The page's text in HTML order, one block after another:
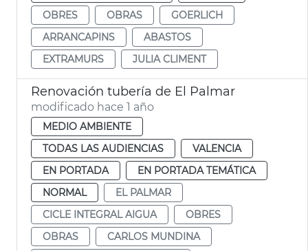
OBRES
OBRAS
GOERLICH
ARRANCAPINS
ABASTOS
EXTRAMURS
JULIA CLIMENT
Renovación tubería de El Palmar
modificado hace 1 año
MEDIO AMBIENTE
TODAS LAS AUDIENCIAS
VALENCIA
EN PORTADA
EN PORTADA TEMÁTICA
NORMAL
EL PALMAR
CICLE INTEGRAL AIGUA
OBRES
OBRAS
CARLOS MUNDINA